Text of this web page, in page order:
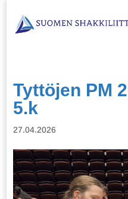
Tyttöjen PM
5.k
27.04.2026